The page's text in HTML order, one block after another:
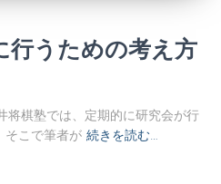
行うための考え方
将棋塾では、定期的に研究会が行
そこで筆者が 続きを読む…